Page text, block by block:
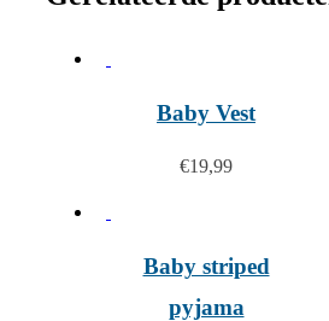
Baby Vest
€19,99
Baby striped
pyjama